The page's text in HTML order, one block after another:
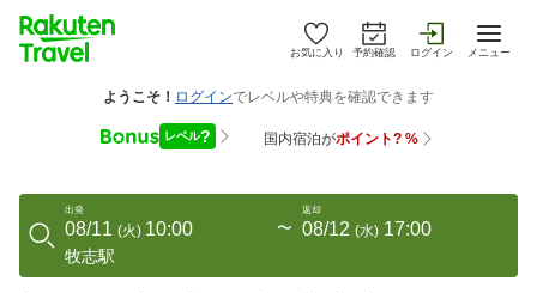
お気に入り 予約確認 ログイン メニュー
出発
08/11 (火) 10:00 〜
返却
08/12 (水) 17:00
牧志駅